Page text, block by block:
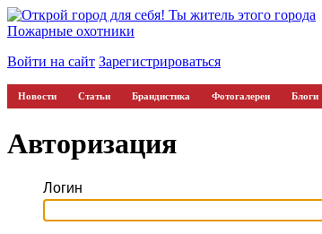
Пожарные охотники
Войти на сайт Зарегистрироваться
Новости Статьи Брандистика Фотогалереи Блоги
Авторизация
Логин